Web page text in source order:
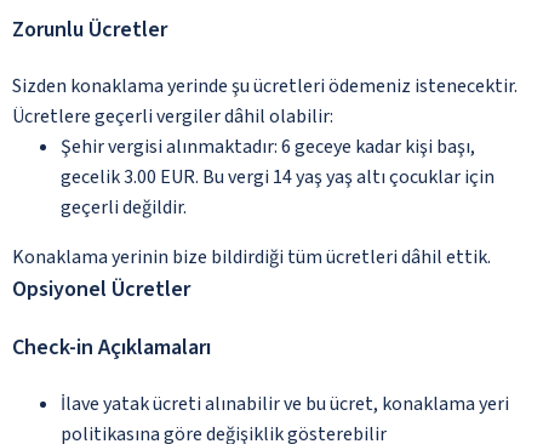
Zorunlu Ücretler
Sizden konaklama yerinde şu ücretleri ödemeniz istenecektir.
Ücretlere geçerli vergiler dâhil olabilir:
Şehir vergisi alınmaktadır: 6 geceye kadar kişi başı,
gecelik 3.00 EUR. Bu vergi 14 yaş yaş altı çocuklar için
geçerli değildir.
Konaklama yerinin bize bildirdiği tüm ücretleri dâhil ettik.
Opsiyonel Ücretler
Check-in Açıklamaları
İlave yatak ücreti alınabilir ve bu ücret, konaklama yeri
politikasına göre değişiklik gösterebilir